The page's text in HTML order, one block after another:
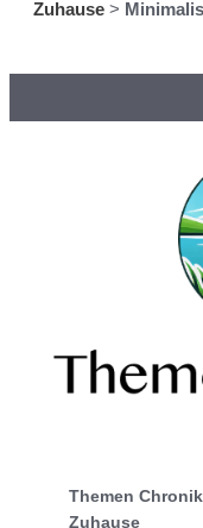
Zuhause>
Themen Chronik
Zuhause